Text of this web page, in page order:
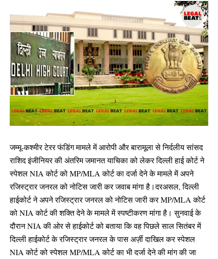
जम्मू-कश्मीर टेरर फंडिंग मामले में आरोपी और बारामूला से निर्दलीय सांसद
राशिद इंजीनियर की अंतरिम जमानत याचिका को लेकर दिल्ली हाई कोर्ट ने
स्पेशल NIA कोर्ट को MP/MLA कोर्ट का दर्जा देने के मामले में अपने
रजिस्ट्रार जनरल को नोटिस जारी कर जवाब मांगा है।दरअसल, दिल्ली
हाईकोर्ट ने अपने रजिस्ट्रार जनरल को नोटिस जारी कर MP/MLA कोर्ट
को NIA कोर्ट की शक्ति देने के मामले में स्पष्टीकरण मांगा है। सुनवाई के
दौरान NIA की ओर से हाईकोर्ट को बताया कि वह पिछले साल सितंबर में
दिल्ली हाईकोर्ट के रजिस्ट्रार जनरल के पास अर्ज़ी दाखिल कर स्पेशल
NIA कोर्ट को स्पेशल MP/MLA कोर्ट का भी दर्जा देने की मांग की जा